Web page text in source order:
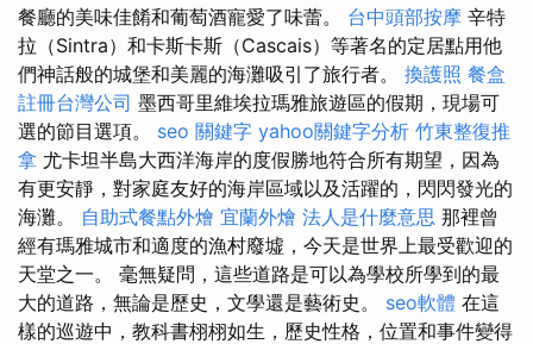
餐廳的美味佳餚和葡萄酒寵愛了味蕾。 台中頭部按摩 辛特
拉（Sintra）和卡斯卡斯（Cascais）等著名的定居點用他
們神話般的城堡和美麗的海灘吸引了旅行者。 換護照 餐盒
註冊台灣公司 墨西哥里維埃拉瑪雅旅遊區的假期，現場可
選的節目選項。 seo 關鍵字 yahoo關鍵字分析 竹東整復推
拿 尤卡坦半島大西洋海岸的度假勝地符合所有期望，因為
有更安靜，對家庭友好的海岸區域以及活躍的，閃閃發光的
海灘。 自助式餐點外燴 宜蘭外燴 法人是什麼意思 那裡曾
經有瑪雅城市和適度的漁村廢墟，今天是世界上最受歡迎的
天堂之一。 毫無疑問，這些道路是可以為學校所學到的最
大的道路，無論是歷史，文學還是藝術史。 seo軟體 在這
樣的巡遊中，教科書栩栩如生，歷史性格，位置和事件變得